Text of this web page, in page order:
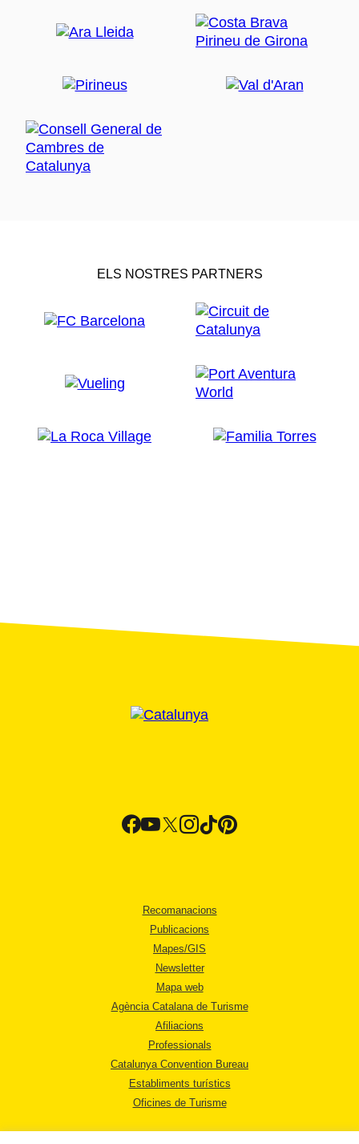
ELS NOSTRES PARTNERS
Recomanacions
Publicacions
Mapes/GIS
Newsletter
Mapa web
Agència Catalana de Turisme
Afiliacions
Professionals
Catalunya Convention Bureau
Establiments turístics
Oficines de Turisme